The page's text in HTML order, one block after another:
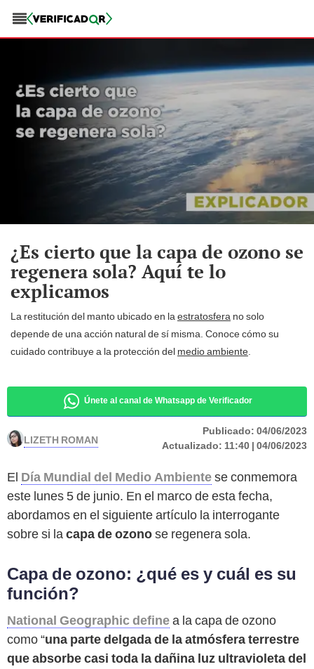
¿Es cierto que la capa de ozono se
regenera sola? Aquí te lo
explicamos
La restitución del manto ubicado en laestratosfera no solo
depende de una acción natural de sí misma. Conoce cómo su
cuidado contribuye a la protección del medio ambiente.
Únete al canal de Whatsapp de Verificador
LIZETH ROMAN Publicado: 04/06/2023
Actualizado: 11:40 | 04/06/2023
El Día Mundial del Medio Ambientese conmemora
este lunes 5 de junio. En el marco de esta fecha,
abordamos en el siguiente artículo la interrogante
sobre si lacapa de ozonose regenera sola.
Capa de ozono: ¿qué es y cuál es su
función?
National Geographic definea la capa de ozono
como “una parte delgada de la atmósfera terrestre
que absorbe casi toda la dañina luz ultravioleta del